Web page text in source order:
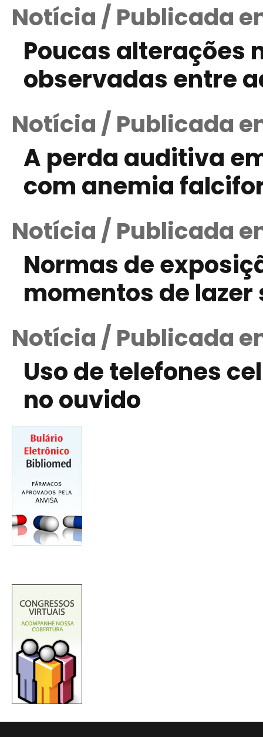
Notícia / Publicada
Poucas alterações
observadas entre
Notícia / Publicada
A perda auditiva
com anemia
Notícia / Publicada
Normas de
momentos de
Notícia / Publicada
Uso de telefones
no ouvido